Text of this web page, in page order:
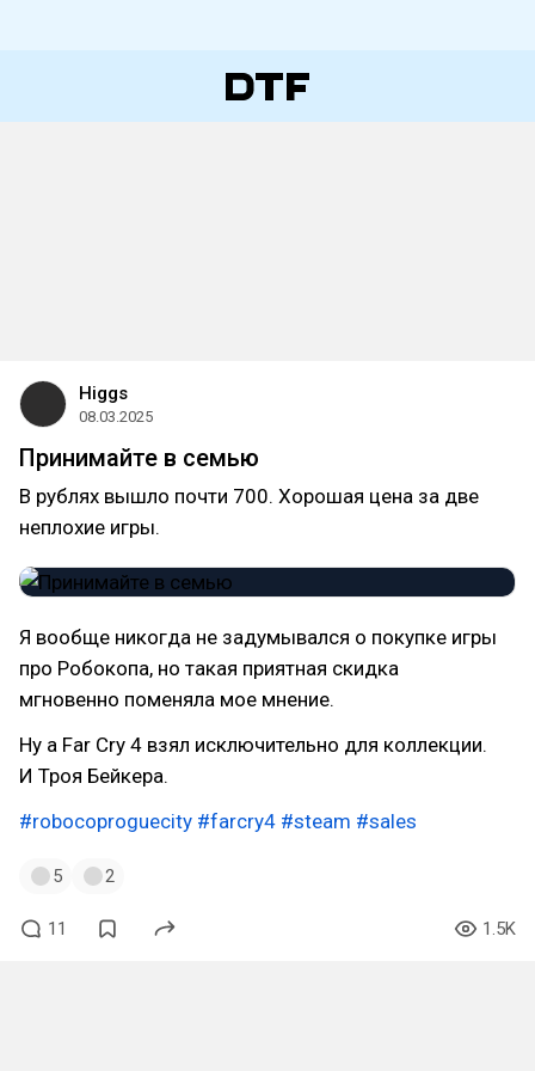
Higgs
08.03.2025
Принимайте в семью
В рублях вышло почти 700. Хорошая цена за две
неплохие игры.
Я вообще никогда не задумывался о покупке игры
про Робокопа, но такая приятная скидка
мгновенно поменяла мое мнение.
Ну а Far Cry 4 взял исключительно для коллекции.
И Троя Бейкера.
#robocoproguecity #farcry4 #steam #sales
5 2
11 1.5K